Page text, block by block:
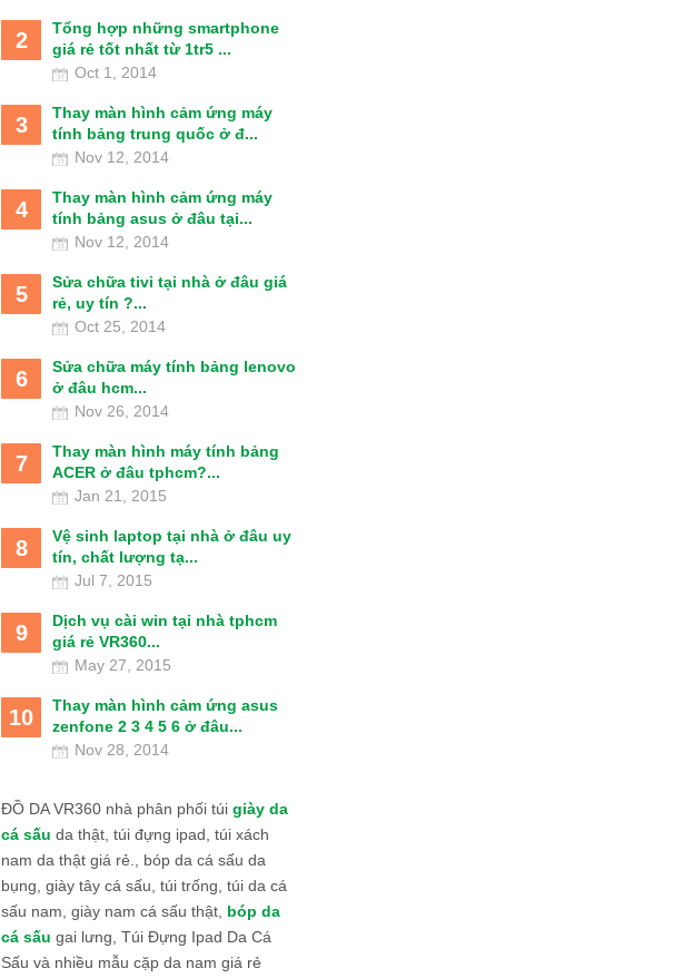
2
Tổng hợp những smartphone
giá rẻ tốt nhất từ 1tr5 ...
Oct 1, 2014
3
Thay màn hình cảm ứng máy
tính bảng trung quốc ở đ...
Nov 12, 2014
4
Thay màn hình cảm ứng máy
tính bảng asus ở đâu tại...
Nov 12, 2014
5
Sửa chữa tivi tại nhà ở đâu giá
rẻ, uy tín ?...
Oct 25, 2014
6
Sửa chữa máy tính bảng lenovo
ở đâu hcm...
Nov 26, 2014
7
Thay màn hình máy tính bảng
ACER ở đâu tphcm?...
Jan 21, 2015
8
Vệ sinh laptop tại nhà ở đâu uy
tín, chất lượng tạ...
Jul 7, 2015
9
Dịch vụ cài win tại nhà tphcm
giá rẻ VR360...
May 27, 2015
10
Thay màn hình cảm ứng asus
zenfone 2 3 4 5 6 ở đâu...
Nov 28, 2014
ĐỒ DA VR360 nhà phân phối túi giày da
cá sấu da thật, túi đựng ipad, túi xách
nam da thật giá rẻ., bóp da cá sấu da
bụng, giày tây cá sấu, túi trống, túi da cá
sấu nam, giày nam cá sấu thật, bóp da
cá sấu gai lưng, Túi Đựng Ipad Da Cá
Sấu và nhiều mẫu cặp da nam giá rẻ